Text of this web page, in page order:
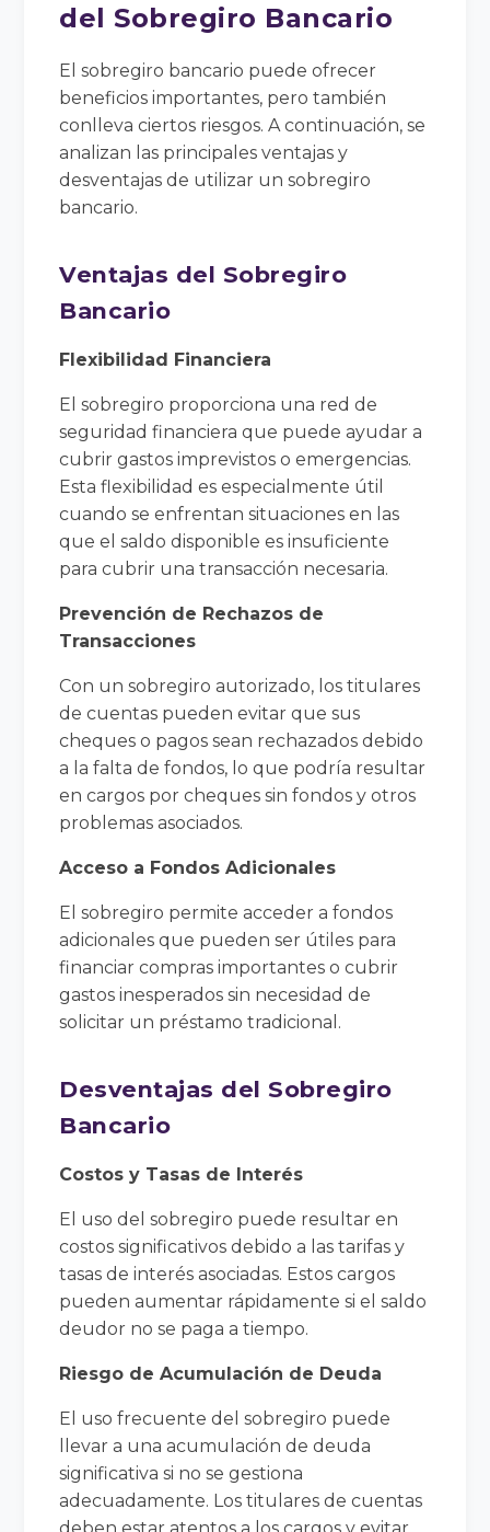
del Sobregiro Bancario
El sobregiro bancario puede ofrecer
beneficios importantes, pero también
conlleva ciertos riesgos. A continuación, se
analizan las principales ventajas y
desventajas de utilizar un sobregiro
bancario.
Ventajas del Sobregiro
Bancario
Flexibilidad Financiera
El sobregiro proporciona una red de
seguridad financiera que puede ayudar a
cubrir gastos imprevistos o emergencias.
Esta flexibilidad es especialmente útil
cuando se enfrentan situaciones en las
que el saldo disponible es insuficiente
para cubrir una transacción necesaria.
Prevención de Rechazos de
Transacciones
Con un sobregiro autorizado, los titulares
de cuentas pueden evitar que sus
cheques o pagos sean rechazados debido
a la falta de fondos, lo que podría resultar
en cargos por cheques sin fondos y otros
problemas asociados.
Acceso a Fondos Adicionales
El sobregiro permite acceder a fondos
adicionales que pueden ser útiles para
financiar compras importantes o cubrir
gastos inesperados sin necesidad de
solicitar un préstamo tradicional.
Desventajas del Sobregiro
Bancario
Costos y Tasas de Interés
El uso del sobregiro puede resultar en
costos significativos debido a las tarifas y
tasas de interés asociadas. Estos cargos
pueden aumentar rápidamente si el saldo
deudor no se paga a tiempo.
Riesgo de Acumulación de Deuda
El uso frecuente del sobregiro puede
llevar a una acumulación de deuda
significativa si no se gestiona
adecuadamente. Los titulares de cuentas